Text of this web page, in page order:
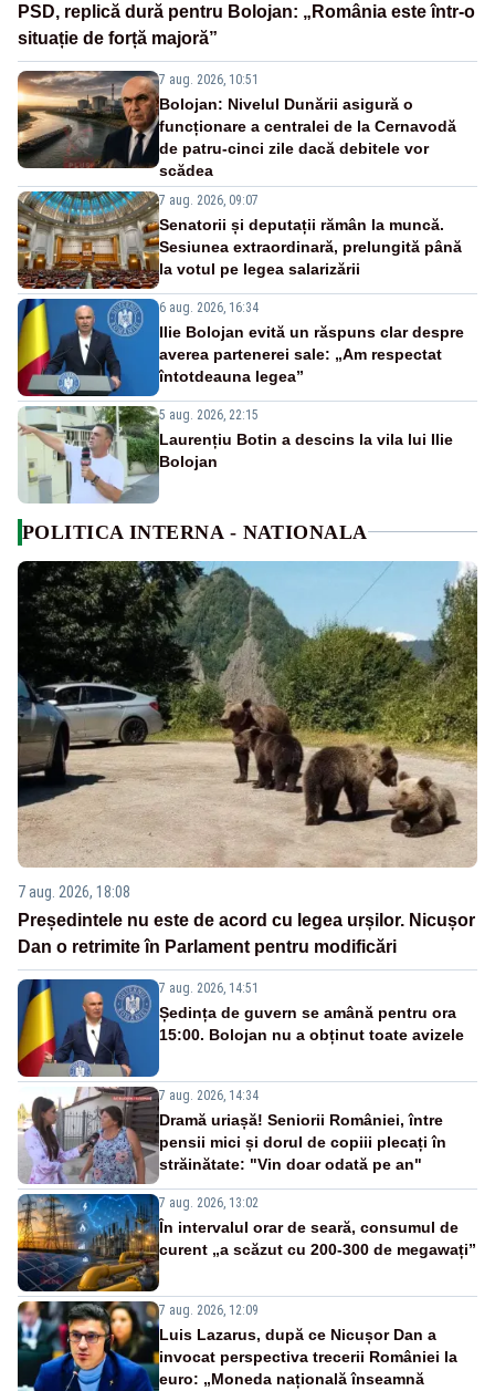
PSD, replică dură pentru Bolojan: „România este într-o
situație de forță majoră”
7 aug. 2026, 10:51
Bolojan: Nivelul Dunării asigură o
funcționare a centralei de la Cernavodă
de patru-cinci zile dacă debitele vor
scădea
7 aug. 2026, 09:07
Senatorii și deputații rămân la muncă.
Sesiunea extraordinară, prelungită până
la votul pe legea salarizării
6 aug. 2026, 16:34
Ilie Bolojan evită un răspuns clar despre
averea partenerei sale: „Am respectat
întotdeauna legea”
5 aug. 2026, 22:15
Laurențiu Botin a descins la vila lui Ilie
Bolojan
POLITICA INTERNA - NATIONALA
7 aug. 2026, 18:08
Președintele nu este de acord cu legea urșilor. Nicușor
Dan o retrimite în Parlament pentru modificări
7 aug. 2026, 14:51
Ședința de guvern se amână pentru ora
15:00. Bolojan nu a obținut toate avizele
7 aug. 2026, 14:34
Dramă uriașă! Seniorii României, între
pensii mici și dorul de copiii plecați în
străinătate: "Vin doar odată pe an"
7 aug. 2026, 13:02
În intervalul orar de seară, consumul de
curent „a scăzut cu 200-300 de megawați”
7 aug. 2026, 12:09
Luis Lazarus, după ce Nicușor Dan a
invocat perspectiva trecerii României la
euro: „Moneda națională înseamnă